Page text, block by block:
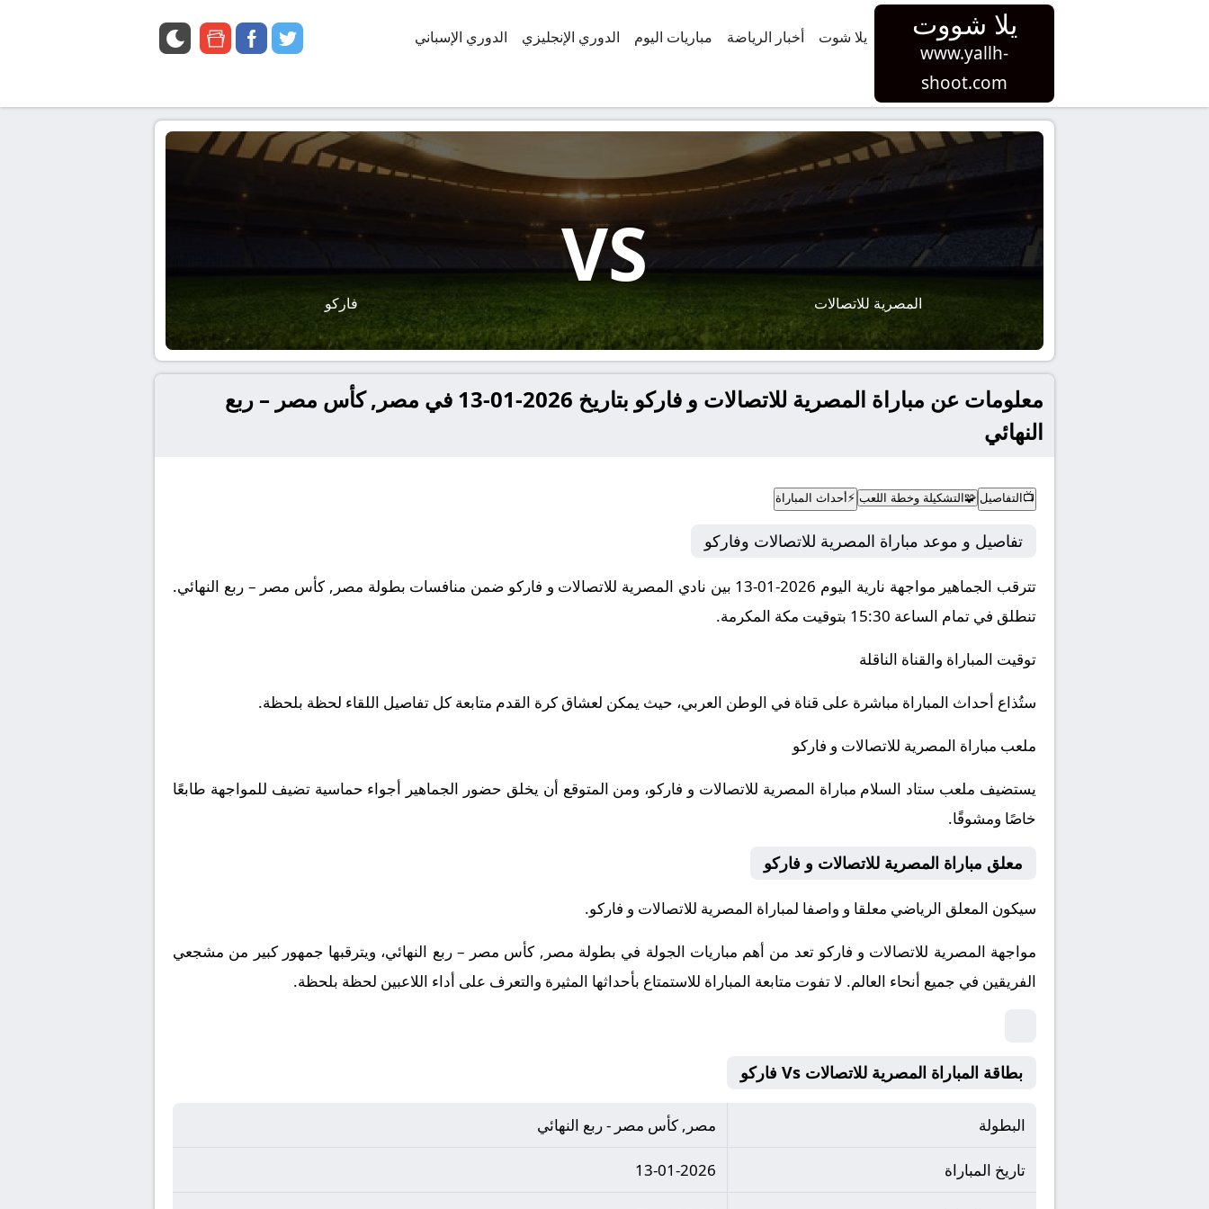
يلا شووت
www.yallh-
shoot.com
يلا شوت أخبار الرياضة مباريات اليوم الدوري الإنجليزي الدوري الإسباني twitter
facebook
google
المصرية للاتصالات
VS
فاركو
معلومات عن مباراة المصرية للاتصالات و فاركو بتاريخ 2026-01-13 في مصر, كأس مصر – ربع
النهائي
📺 التفاصيل 🧩 التشكيلة وخطة اللعب ⚡ أحداث المباراة
تفاصيل و موعد مباراة المصرية للاتصالات وفاركو
تترقب الجماهير مواجهة نارية اليوم 2026-01-13 بين نادي المصرية للاتصالات و فاركو ضمن منافسات بطولة مصر, كأس مصر – ربع النهائي.
تنطلق في تمام الساعة 15:30 بتوقيت مكة المكرمة.
توقيت المباراة والقناة الناقلة
ستُذاع أحداث المباراة مباشرة على قناة في الوطن العربي، حيث يمكن لعشاق كرة القدم متابعة كل تفاصيل اللقاء لحظة بلحظة.
ملعب مباراة المصرية للاتصالات و فاركو
يستضيف ملعب ستاد السلام مباراة المصرية للاتصالات و فاركو، ومن المتوقع أن يخلق حضور الجماهير أجواء حماسية تضيف للمواجهة طابعًا
خاصًا ومشوقًا.
معلق مباراة المصرية للاتصالات و فاركو
سيكون المعلق الرياضي معلقا و واصفا لمباراة المصرية للاتصالات و فاركو.
مواجهة المصرية للاتصالات و فاركو تعد من أهم مباريات الجولة في بطولة مصر, كأس مصر – ربع النهائي، ويترقبها جمهور كبير من مشجعي
الفريقين في جميع أنحاء العالم. لا تفوت متابعة المباراة للاستمتاع بأحداثها المثيرة والتعرف على أداء اللاعبين لحظة بلحظة.
بطاقة المباراة المصرية للاتصالات Vs فاركو
البطولة مصر, كأس مصر - ربع النهائي
تاريخ المباراة 13-01-2026